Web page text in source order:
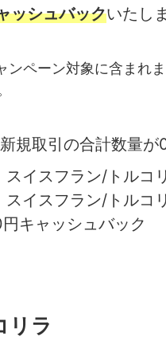
ッシュバックいたし
ペーン対象に含まれま
規取引の合計数量が
スイスフラン/トルコ
スイスフラン/トルコ
キャッシュバック
リラ